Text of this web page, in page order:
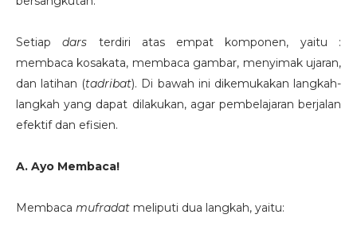
Setiapdars terdiri atas empat komponen, yaitu :
membaca kosakata, membaca gambar, menyimak ujaran,
dan latihan (tadribat). Di bawah ini dikemukakan langkah-
langkah yang dapat dilakukan, agar pembelajaran berjalan
efektif dan efisien.
A. Ayo Membaca!
Membaca mufradat meliputi dua langkah, yaitu: